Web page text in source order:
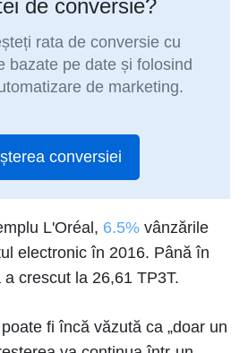
de conversie?
rata de conversie cu
bazate pe date și folosind
de marketing.
conversiei
L'Oréal, 6.5% vânzările
electronic în 2016. Până în
crescut la 26,61 TP3T.
fi încă văzută ca „doar un